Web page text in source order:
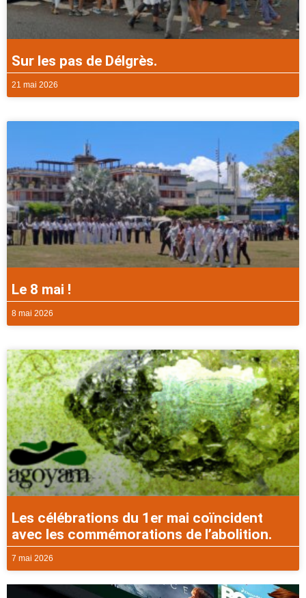
Sur les pas de Délgrès.
21 mai 2026
Le 8 mai !
8 mai 2026
Les célébrations du 1er mai coïncident
avec les commémorations de l’abolition.
7 mai 2026